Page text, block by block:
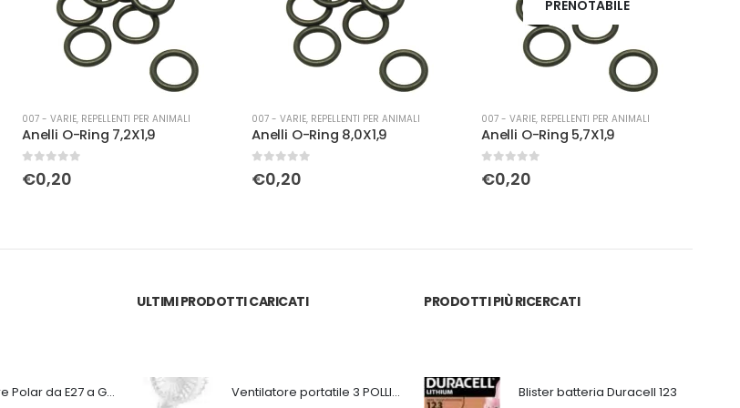
007 - VARIE, REPELLENTI PER ANIMALI
Anelli O-Ring 7,2X1,9
Su 5
€0,20
007 - VARIE, REPELLENTI PER ANIMALI
Anelli O-Ring 8,0X1,9
Su 5
€0,20
PRENOTABILE
007 - VARIE, REPELLENTI PER ANIMALI
Anelli O-Ring 5,7X1,9
Su 5
€0,20
Adattatore Polar da E27 a GU9
ULTIMI PRODOTTI CARICATI
Ventilatore portatile 3 POLLICI ricaricabile bianco
PRODOTTI PIÙ RICERCATI
Blister batteria Duracell 123